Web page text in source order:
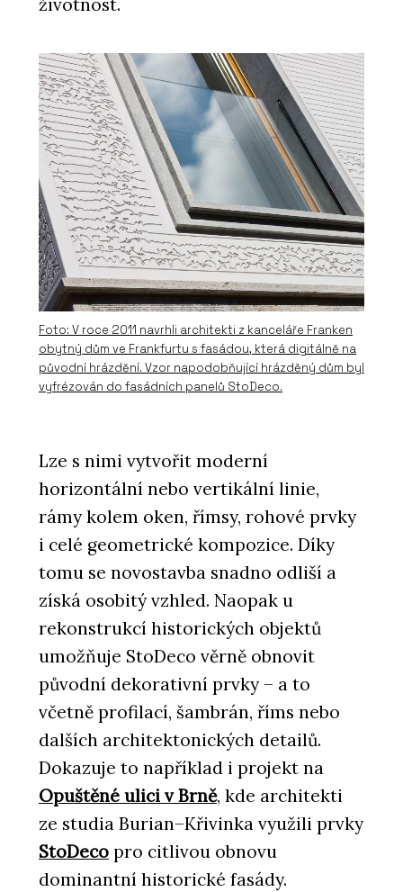
životnost.
Foto: V roce 2011 navrhli architekti z kanceláře Franken
obytný dům ve Frankfurtu s fasádou, která digitálně na
původní hrázdění. Vzor napodobňující hrázděný dům byl
vyfrézován do fasádních panelů StoDeco.
Lze s nimi vytvořit moderní
horizontální nebo vertikální linie,
rámy kolem oken, římsy, rohové prvky
i celé geometrické kompozice. Díky
tomu se novostavba snadno odliší a
získá osobitý vzhled. Naopak u
rekonstrukcí historických objektů
umožňuje StoDeco věrně obnovit
původní dekorativní prvky – a to
včetně profilací, šambrán, říms nebo
dalších architektonických detailů.
Dokazuje to například i projekt na
Opuštěné ulici v Brně, kde architekti
ze studia Burian–Křivinka využili prvky
StoDeco pro citlivou obnovu
dominantní historické fasády.